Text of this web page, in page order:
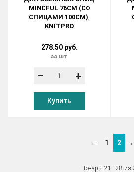
MINDFUL 76СМ (СО
СПИЦАМИ 100СМ),
KNITPRO
278.50 руб.
за шт
– +
Купить
Товары 21 - 28 из
← 1 2 →